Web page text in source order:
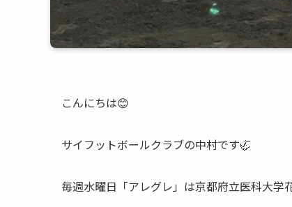
こんにちは😊
サイフットボールクラブの中村です🦏
毎週水曜日「アレグレ」は京都府立医科大学